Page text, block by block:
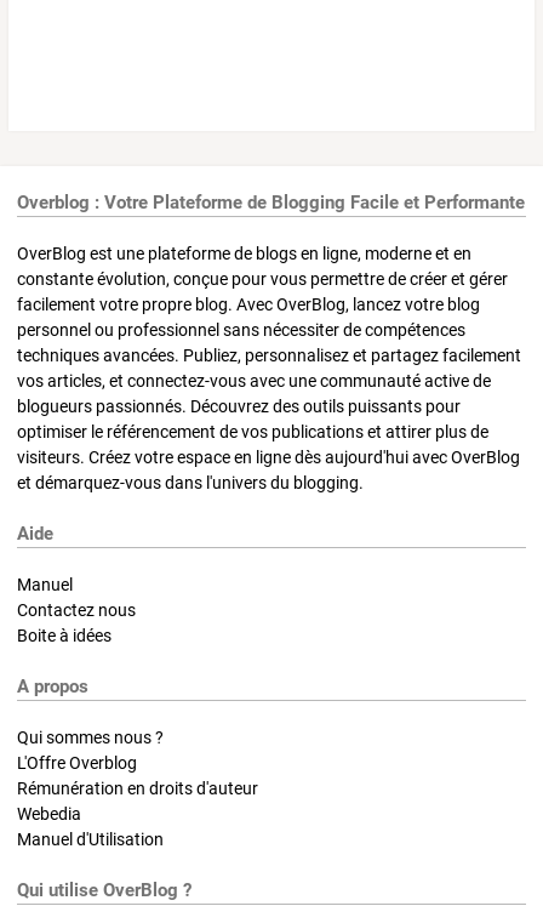
Overblog : Votre Plateforme de Blogging Facile et Performante
OverBlog est une plateforme de blogs en ligne, moderne et en
constante évolution, conçue pour vous permettre de créer et gérer
facilement votre propre blog. Avec OverBlog, lancez votre blog
personnel ou professionnel sans nécessiter de compétences
techniques avancées. Publiez, personnalisez et partagez facilement
vos articles, et connectez-vous avec une communauté active de
blogueurs passionnés. Découvrez des outils puissants pour
optimiser le référencement de vos publications et attirer plus de
visiteurs. Créez votre espace en ligne dès aujourd'hui avec OverBlog
et démarquez-vous dans l'univers du blogging.
Aide
Manuel
Contactez nous
Boite à idées
A propos
Qui sommes nous ?
L'Offre Overblog
Rémunération en droits d'auteur
Webedia
Manuel d'Utilisation
Qui utilise OverBlog ?